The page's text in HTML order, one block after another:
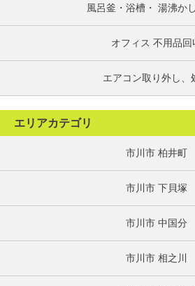
風呂釜・浴槽・ 湯沸か
オフィス 不用品回
エアコン取り外し、
エリアカテゴリ
市川市 柏井町
市川市 下貝塚
市川市 中国分
市川市 相之川